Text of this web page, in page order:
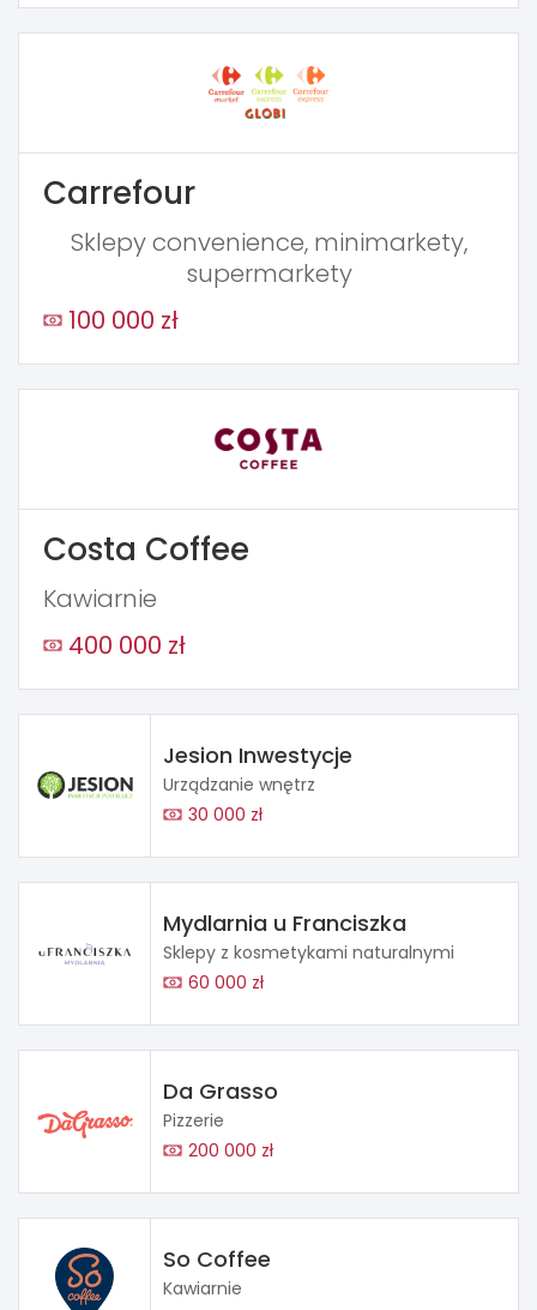
Carrefour
Sklepy convenience, minimarkety,
supermarkety
100 000 zł
Costa Coffee
Kawiarnie
400 000 zł
Jesion Inwestycje
Urządzanie wnętrz
30 000 zł
Mydlarnia u Franciszka
Sklepy z kosmetykami naturalnymi
60 000 zł
Da Grasso
Pizzerie
200 000 zł
So Coffee
Kawiarnie